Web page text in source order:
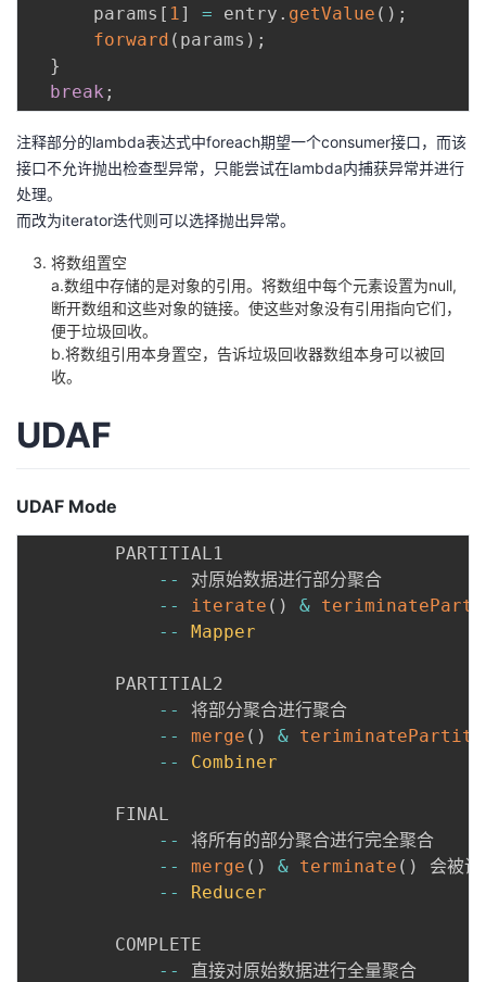
      params
[ 1] = entry . getValue ( ) ;
forward ( params ) ;
}
break ;
注释部分的lambda表达式中foreach期望一个consumer接口，而该
接口不允许抛出检查型异常，只能尝试在lambda内捕获异常并进行
处理。
而改为iterator迭代则可以选择抛出异常。
将数组置空
a.数组中存储的是对象的引用。将数组中每个元素设置为null,
断开数组和这些对象的链接。使这些对象没有引用指向它们，
便于垃圾回收。
b.将数组引用本身置空，告诉垃圾回收器数组本身可以被回
收。
UDAF
UDAF Mode
--
对原始数据进行部分聚合
--
iterate ( ) &
--
Mapper
--
将部分聚合进行聚合
--
merge ( ) &
--
Combiner
--
将所有的部分聚合进行完全聚合
--
merge ( ) & terminate ( )
会被调
--
Reducer
--
直接对原始数据进行全量聚合